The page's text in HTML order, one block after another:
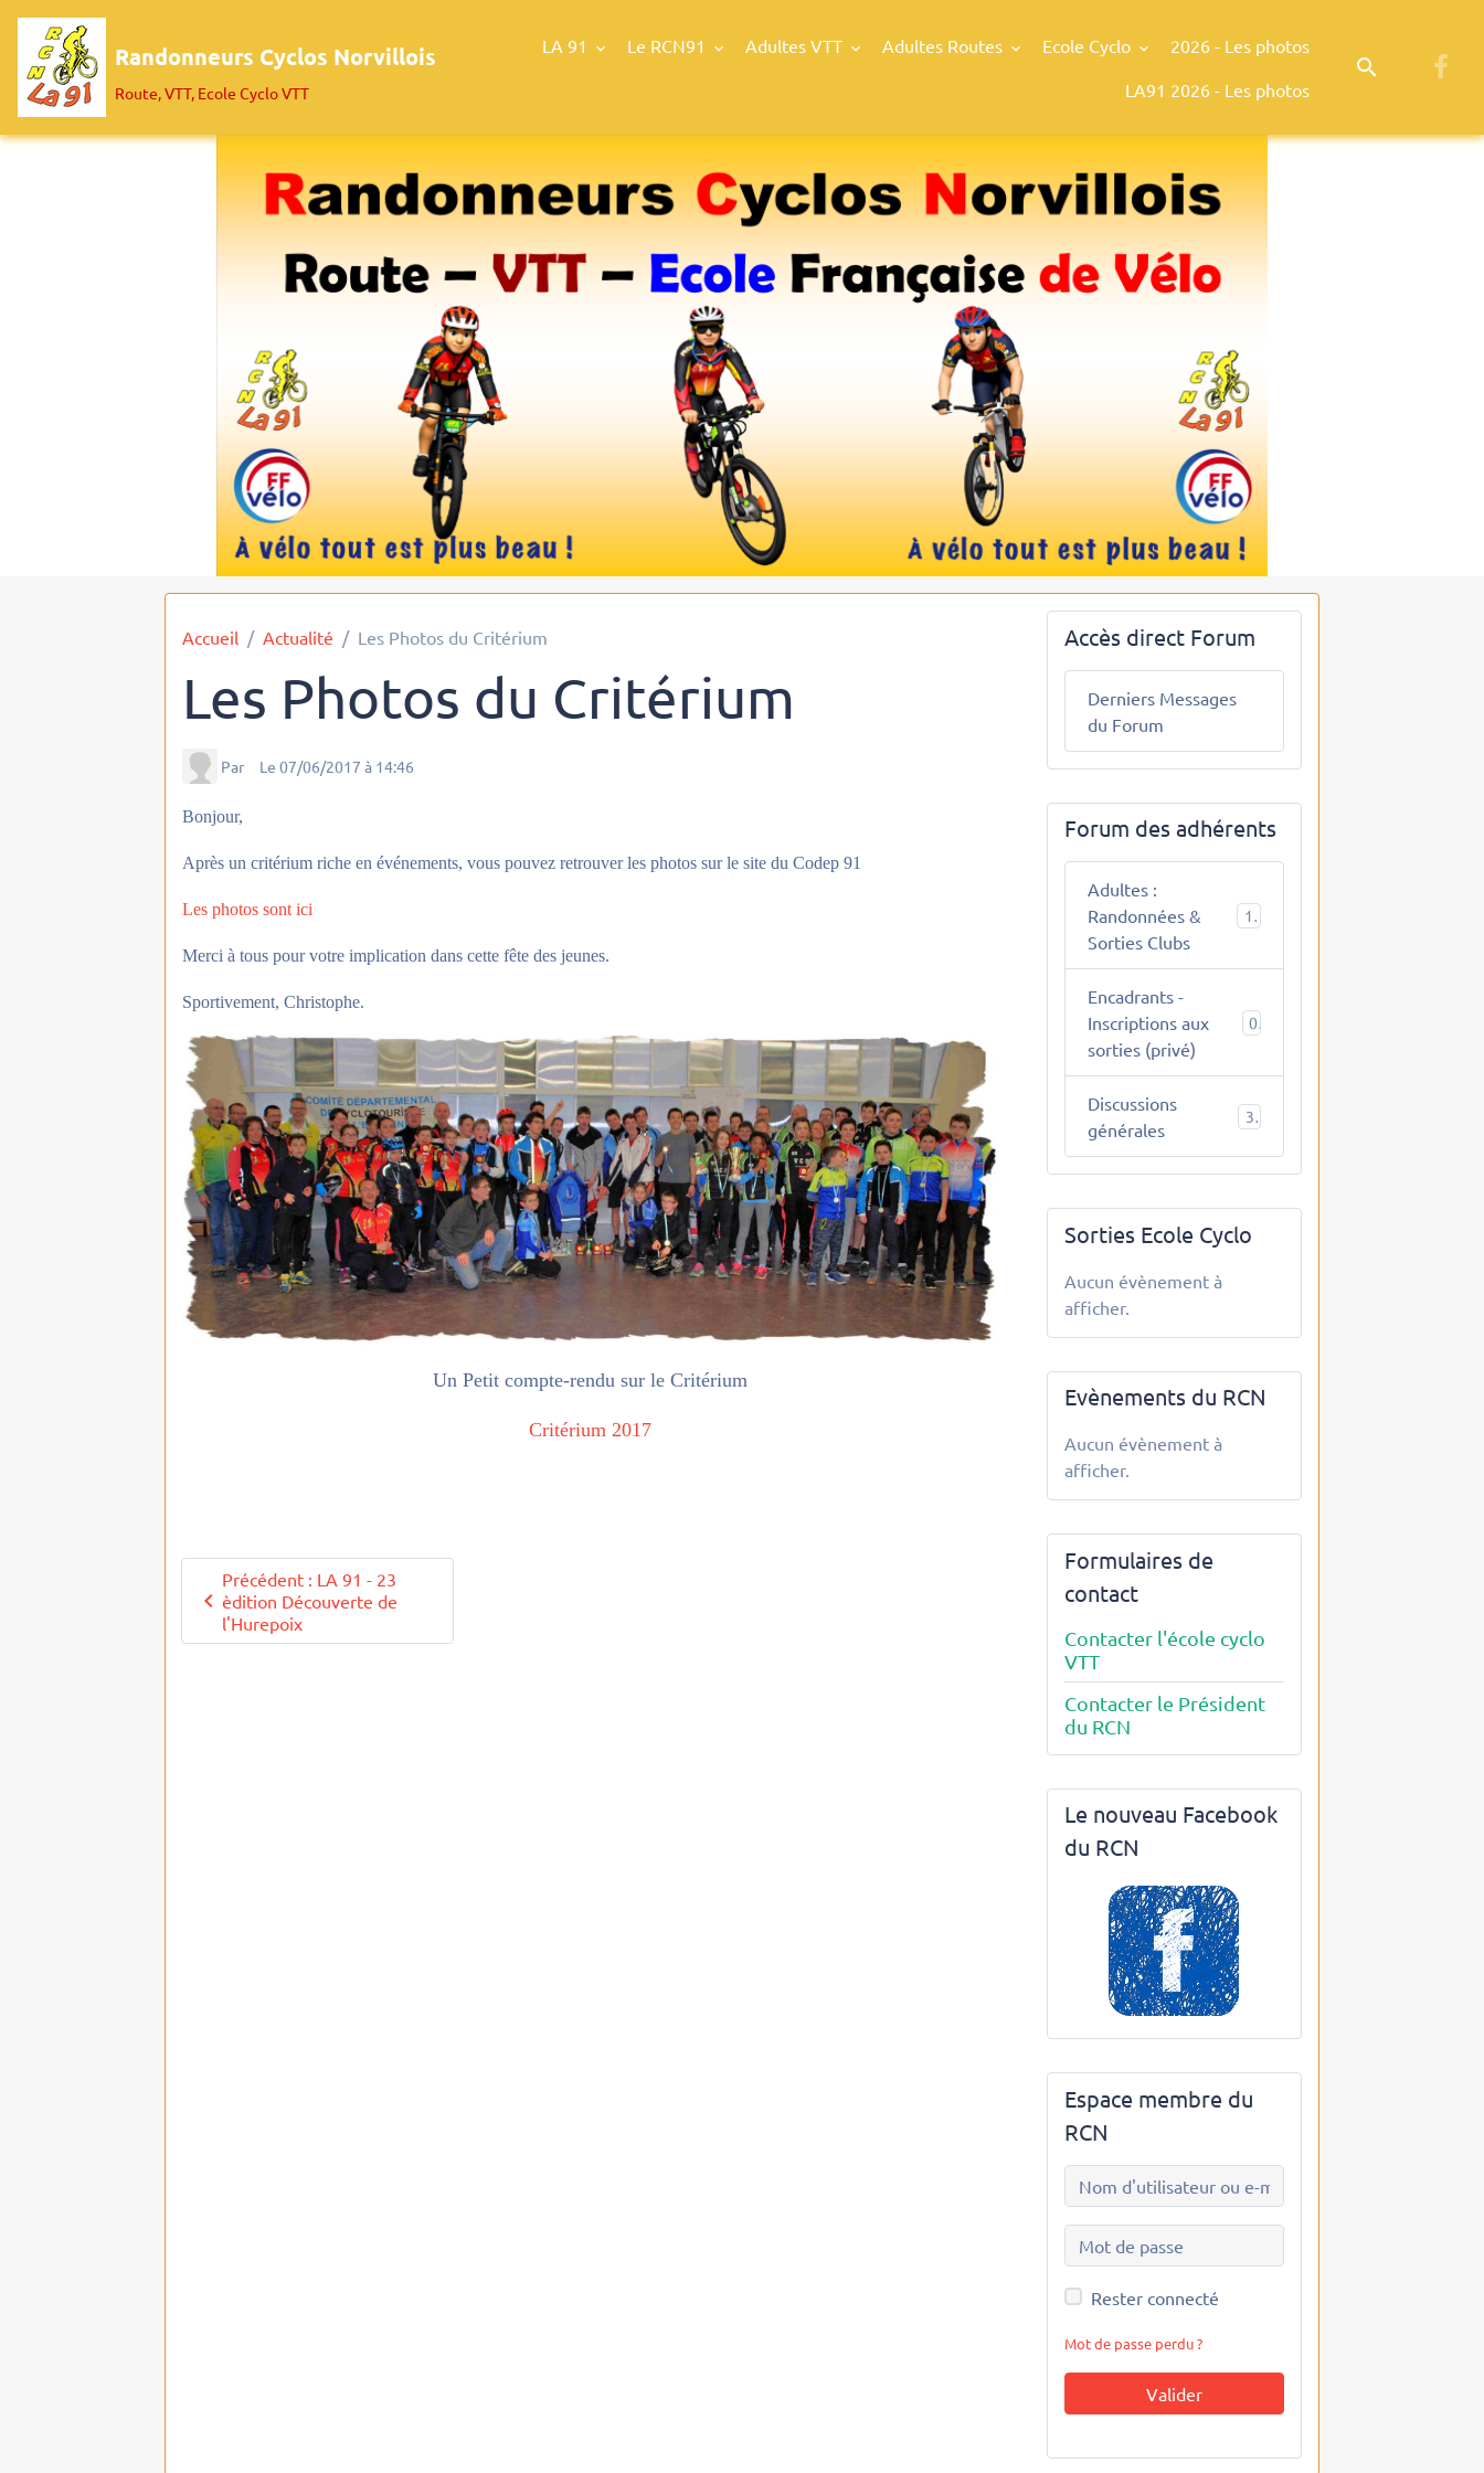
Randonneurs Cyclos Norvillois
Route, VTT, Ecole Cyclo VTT
LA 91 Le RCN91 Adultes VTT Adultes Routes Ecole Cyclo
2026 - Les photos
LA91 2026 - Les photos
Accueil Actualité Les Photos du Critérium
Les Photos du Critérium
Par Le 07/06/2017 à 14:46
Bonjour,
Après un critérium riche en événements, vous pouvez retrouver les photos sur le site du Codep 91
Les photos sont ici
Merci à tous pour votre implication dans cette fête des jeunes.
Sportivement, Christophe.
Un Petit compte-rendu sur le Critérium
Critérium 2017
Précédent : LA 91 - 23
èdition Découverte de
l'Hurepoix
Accès direct Forum
Derniers Messages
du Forum
Forum des adhérents
Adultes :
Randonnées &
Sorties Clubs
10
Encadrants -
Inscriptions aux
sorties (privé)
0
Discussions
générales
3
Sorties Ecole Cyclo
Aucun évènement à
afficher.
Evènements du RCN
Aucun évènement à
afficher.
Formulaires de
contact
Contacter l'école cyclo
VTT
Contacter le Président
du RCN
Le nouveau Facebook
du RCN
Espace membre du
RCN
Rester connecté
Mot de passe perdu ?
Valider